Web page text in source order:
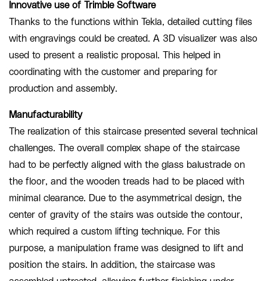
Innovative use of Trimble Software
Thanks to the functions within Tekla, detailed cutting files
with engravings could be created. A 3D visualizer was also
used to present a realistic proposal. This helped in
coordinating with the customer and preparing for
production and assembly.
Manufacturability
The realization of this staircase presented several technical
challenges. The overall complex shape of the staircase
had to be perfectly aligned with the glass balustrade on
the floor, and the wooden treads had to be placed with
minimal clearance. Due to the asymmetrical design, the
center of gravity of the stairs was outside the contour,
which required a custom lifting technique. For this
purpose, a manipulation frame was designed to lift and
position the stairs. In addition, the staircase was